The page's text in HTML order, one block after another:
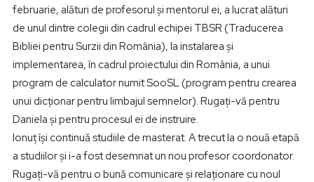
februarie, alături de profesorul și mentorul ei, a lucrat alături
de unul dintre colegii din cadrul echipei TBSR (Traducerea
Bibliei pentru Surzii din România), la instalarea și
implementarea, în cadrul proiectului din România, a unui
program de calculator numit SooSL (program pentru crearea
unui dicționar pentru limbajul semnelor). Rugați-vă pentru
Daniela și pentru procesul ei de instruire.
Ionuț își continuă studiile de masterat. A trecut la o nouă etapă
a studiilor și i-a fost desemnat un nou profesor coordonator.
Rugați-vă pentru o bună comunicare și relaționare cu noul